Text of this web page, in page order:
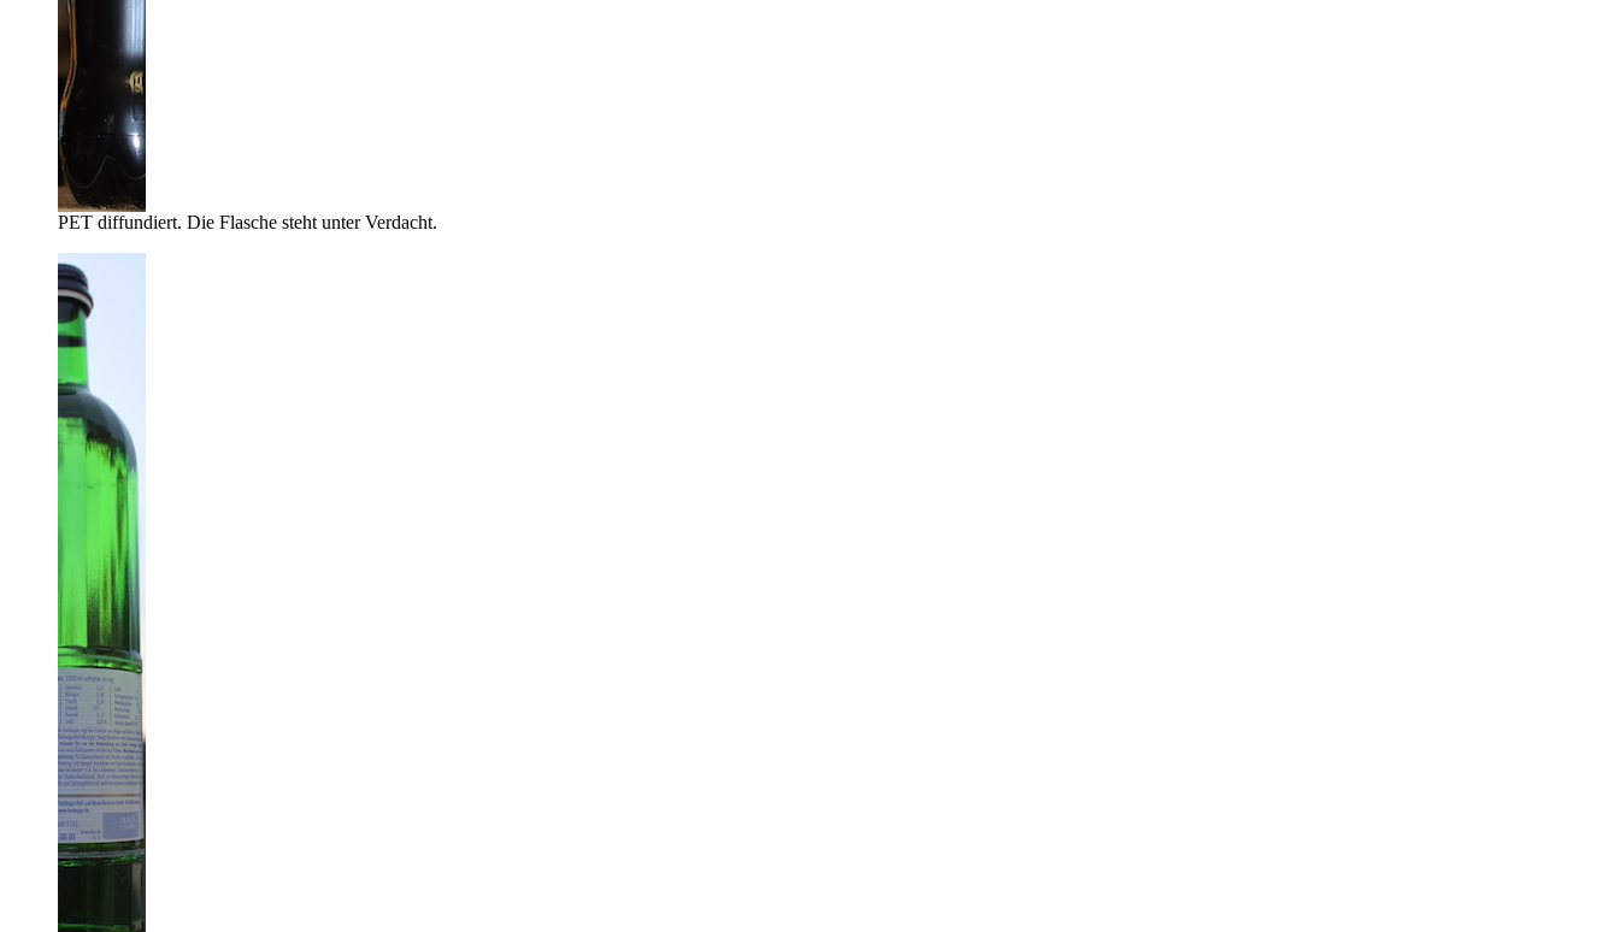
PET diffundiert. Die Flasche steht unter Verdacht.